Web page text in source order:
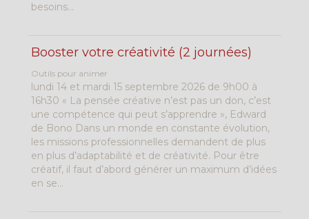
besoins...
Booster votre créativité (2 journées)
Outils pour animer
lundi 14 et mardi 15 septembre 2026 de 9h00 à
16h30 « La pensée créative n’est pas un don, c’est
une compétence qui peut s’apprendre », Edward
de Bono Dans un monde en constante évolution,
les missions professionnelles demandent de plus
en plus d’adaptabilité et de créativité. Pour être
créatif, il faut d’abord générer un maximum d’idées
en se...